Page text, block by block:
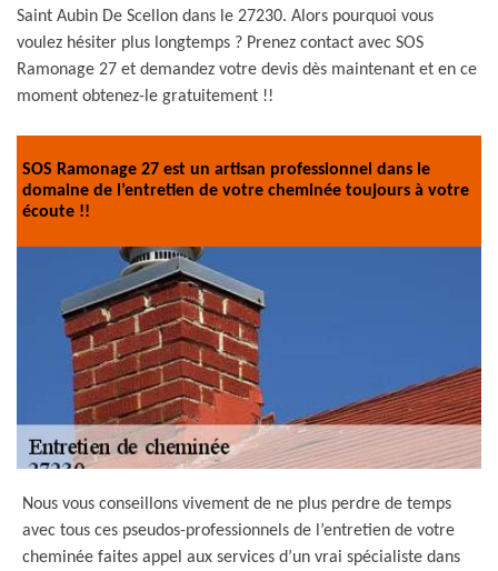
Saint Aubin De Scellon dans le 27230. Alors pourquoi vous
voulez hésiter plus longtemps ? Prenez contact avec SOS
Ramonage 27 et demandez votre devis dès maintenant et en ce
moment obtenez-le gratuitement !!
SOS Ramonage 27 est un artisan professionnel dans le
domaine de l’entretien de votre cheminée toujours à votre
écoute !!
Nous vous conseillons vivement de ne plus perdre de temps
avec tous ces pseudos-professionnels de l’entretien de votre
cheminée faites appel aux services d’un vrai spécialiste dans